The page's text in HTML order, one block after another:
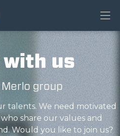
us
group
talents. We need motivated
share our values and
Would you like to join us?